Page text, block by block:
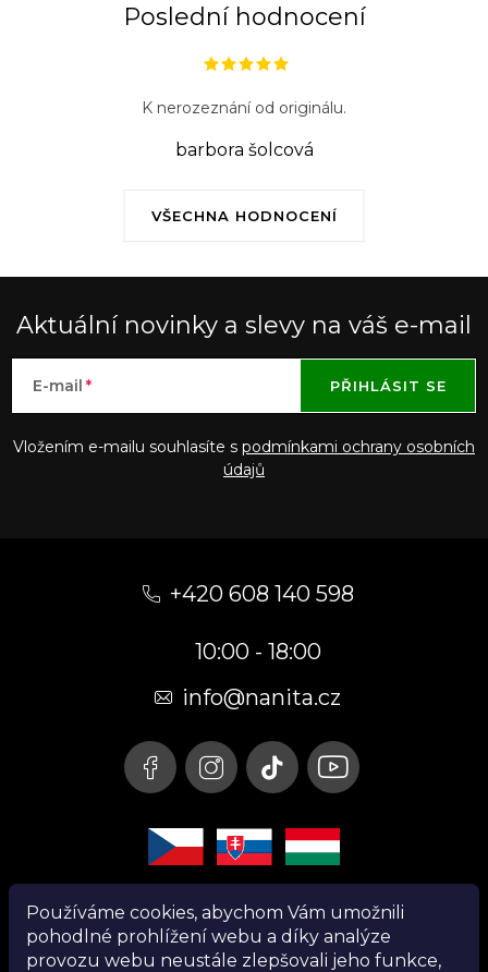
Používáme cookies, abychom Vám umožnili
pohodlné prohlížení webu a díky analýze
provozu webu neustále zlepšovali jeho funkce,
Poslední hodnocení
VŠECHNA HODNOCENÍ
K nerozeznání od originálu.
barbora šolcová
Aktuální novinky a slevy na váš e-mail
E-mail
Vložením e-mailu souhlasíte s podmínkami ochrany osobních
údajů
PŘIHLÁSIT SE
+420 608 140 598
10:00 - 18:00
info@nanita.cz